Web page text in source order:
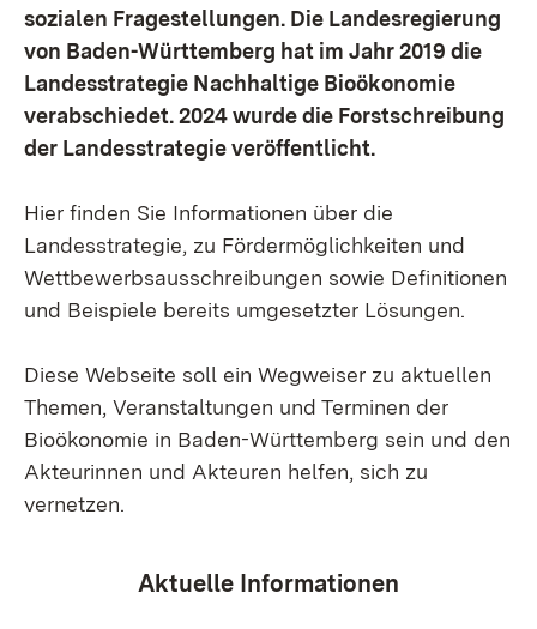
sozialen Fragestellungen. Die Landesregierung
von Baden-Württemberg hat im Jahr 2019 die
Landesstrategie Nachhaltige Bioökonomie
verabschiedet. 2024 wurde die Forstschreibung
der Landesstrategie veröffentlicht.
Hier finden Sie Informationen über die
Landesstrategie, zu Fördermöglichkeiten und
Wettbewerbsausschreibungen sowie Definitionen
und Beispiele bereits umgesetzter Lösungen.
Diese Webseite soll ein Wegweiser zu aktuellen
Themen, Veranstaltungen und Terminen der
Bioökonomie in Baden-Württemberg sein und den
Akteurinnen und Akteuren helfen, sich zu
vernetzen.
Aktuelle Informationen